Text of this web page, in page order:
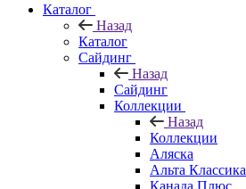
Каталог
Назад
Каталог
Сайдинг
Назад
Сайдинг
Коллекции
Назад
Коллекции
Аляска
Альта Классика
Канада Плюс